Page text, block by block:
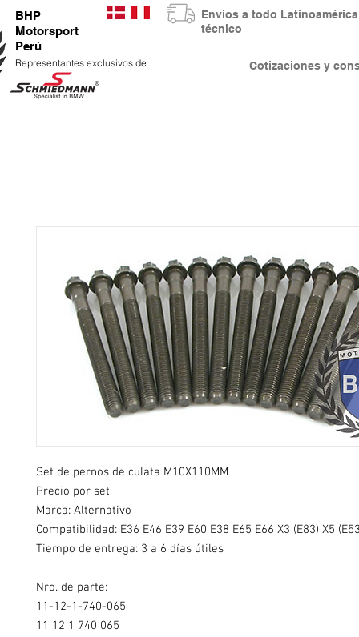
BHP
Motorsport
Perú
Representantes exclusivos de Cotizaciones y
Envios a todo
técnico
Set de pernos de culata M10X110MM
Precio por set
Marca: Alternativo
Compatibilidad: E36 E46 E39 E60 E38 E65 E66 X3 (E83) X5
Tiempo de entrega: 3 a 6 días útiles
Nro. de parte:
11-12-1-740-065
11 12 1 740 065